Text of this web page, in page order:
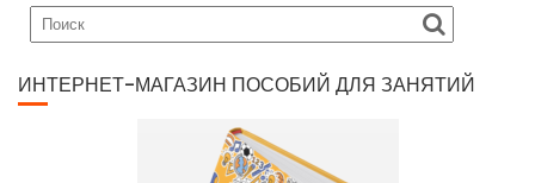
ИНТЕРНЕТ-МАГАЗИН ПОСОБИЙ ДЛЯ ЗАНЯТИЙ